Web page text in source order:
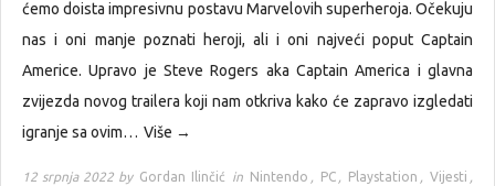
ćemo doista impresivnu postavu Marvelovih superheroja. Očekuju
nas i oni manje poznati heroji, ali i oni najveći poput Captain
Americe. Upravo je Steve Rogers aka Captain America i glavna
zvijezda novog trailera koji nam otkriva kako će zapravo izgledati
igranje sa ovim… Više →
12 srpnja 2022 by Gordan Ilinčić in Nintendo , PC , Playstation , Vijesti ,